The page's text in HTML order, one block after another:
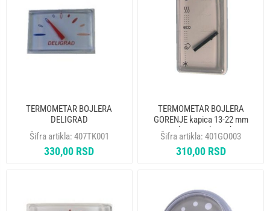
TERMOMETAR BOJLERA
DELIGRAD
Šifra artikla: 407TK001
330,00 RSD
TERMOMETAR BOJLERA
GORENJE kapica 13-22 mm
1035 za plasticni plast 4 kacenja
Šifra artikla:401GO003
310,00 RSD